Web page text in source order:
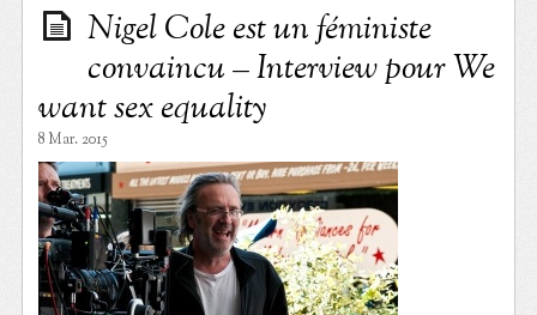
Nigel Cole est un féministe
convaincu – Interview pour We
want sex equality
8 Mar. 2015